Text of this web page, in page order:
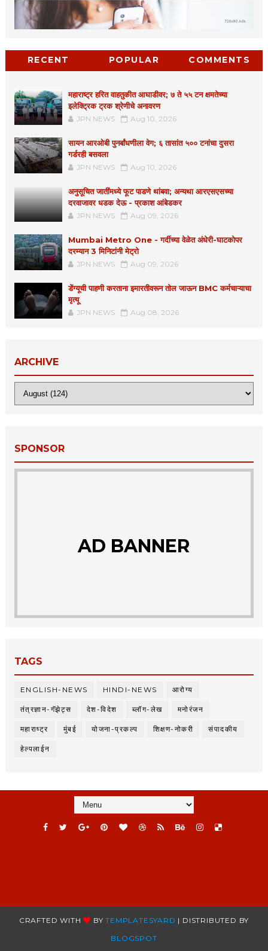
RECENT POPULAR COMMENTS
महाराष्ट्र हरित वाहतुकीत आघाडीवर; ७ ते ५५ टन क्षमतेच्या
इलेक्ट्रिक ट्रक श्रेणीचे अनावरण
JPN NEWS Aug 10, 2026
सायन आरओबी पुनर्बांधणीला वेग; ६ तासांत ५०० टनांचा दुसरा
गर्डरही बसवला
JPN NEWS Aug 10, 2026
अनुसूचित जातींमध्ये फूट पाडणे थांबवा; अन्यथा आरएसएसच्या
दरवाजावर धडक देऊ - प्रकाश आंबेडकर
JPN NEWS Aug 09, 2026
Mumbai Metro One - गर्दीच्या वेळेत अंधेरी-घाटकोपर
दरम्यान 3 मिनिटांनी मेट्रो
JPN NEWS Aug 09, 2026
डेंग्यूची पाहणी करताना इमारतीवरून तोल जाऊन BMC कर्मचाऱ्याचा
मृत्यू
JPN NEWS Aug 08, 2026
ARCHIVE
SPONSOR
AD BANNER
TAGS
ENGLISH-NEWS HINDI-NEWS आरोग्य
तंत्रज्ञान-गॅझेट्स देश-विदेश ब्लॉग-लेख मनोरंजन
महाराष्ट्र मुंबई योजना-प्रकल्प शिक्षण-नोकरी संपादकीय
हेल्पलाईन
CRAFTED WITH BYTEMPLATESYARD | DISTRIBUTED BY
BLOGSPOT